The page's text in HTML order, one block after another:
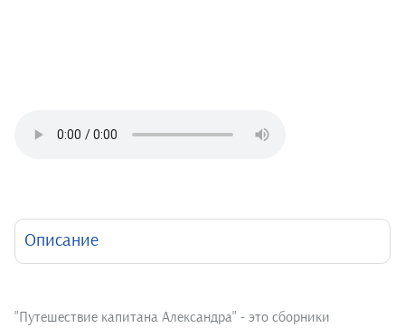
Описание
"Путешествие капитана Александра" - это сборники